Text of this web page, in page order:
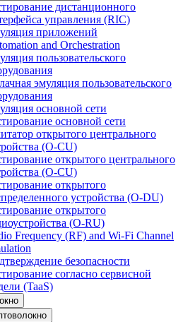
дистанционного
управления (RIC)
приложений
and Orchestration
пользовательского
эмуляция пользовательского
основной сети
основной сети
открытого центрального
(O-CU)
открытого центрального
(O-CU)
открытого
устройства (O-DU)
открытого
(O-RU)
Frequency (RF) and Wi-Fi Channel
безопасности
согласно сервисной
(TaaS)